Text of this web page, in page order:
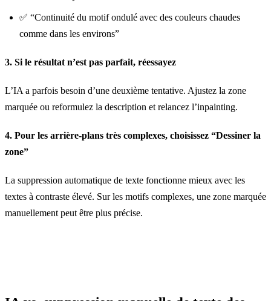
✅ “Continuité du motif ondulé avec des couleurs chaudes
comme dans les environs”
3. Si le résultat n’est pas parfait, réessayez
L’IA a parfois besoin d’une deuxième tentative. Ajustez la zone
marquée ou reformulez la description et relancez l’inpainting.
4. Pour les arrière-plans très complexes, choisissez “Dessiner la
zone”
La suppression automatique de texte fonctionne mieux avec les
textes à contraste élevé. Sur les motifs complexes, une zone marquée
manuellement peut être plus précise.